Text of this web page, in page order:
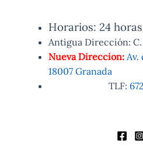
Horarios: 24
Antigua Dirección: C.
Nueva Direccion: Av.
18007 Granada
TLF: